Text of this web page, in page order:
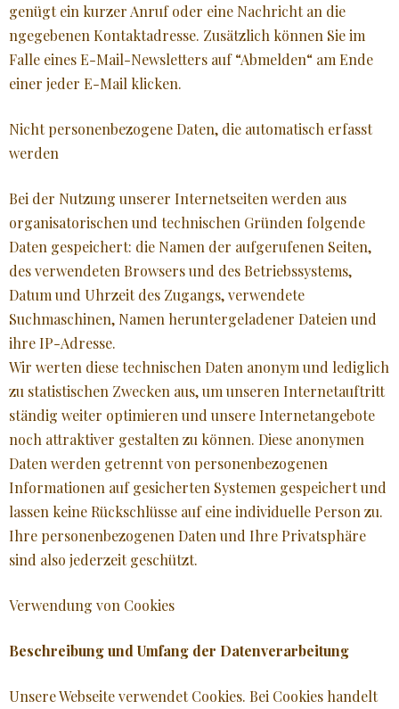
genügt ein kurzer Anruf oder eine Nachricht an die
ngegebenen Kontaktadresse. Zusätzlich können Sie im
Falle eines E-Mail-Newsletters auf “Abmelden“ am Ende
einer jeder E-Mail klicken.
Nicht personenbezogene Daten, die automatisch erfasst
werden
Bei der Nutzung unserer Internetseiten werden aus
organisatorischen und technischen Gründen folgende
Daten gespeichert: die Namen der aufgerufenen Seiten,
des verwendeten Browsers und des Betriebssystems,
Datum und Uhrzeit des Zugangs, verwendete
Suchmaschinen, Namen heruntergeladener Dateien und
ihre IP-Adresse.
Wir werten diese technischen Daten anonym und lediglich
zu statistischen Zwecken aus, um unseren Internetauftritt
ständig weiter optimieren und unsere Internetangebote
noch attraktiver gestalten zu können. Diese anonymen
Daten werden getrennt von personenbezogenen
Informationen auf gesicherten Systemen gespeichert und
lassen keine Rückschlüsse auf eine individuelle Person zu.
Ihre personenbezogenen Daten und Ihre Privatsphäre
sind also jederzeit geschützt.
Verwendung von Cookies
Beschreibung und Umfang der Datenverarbeitung
Unsere Webseite verwendet Cookies. Bei Cookies handelt